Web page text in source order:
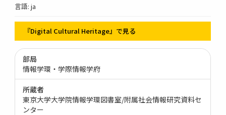
言語: ja
『Digital Cultural Heritage』で見る
部局
情報学環・学際情報学府
所蔵者
東京大学大学院情報学環図書室/附属社会情報研究資料セ
ンター